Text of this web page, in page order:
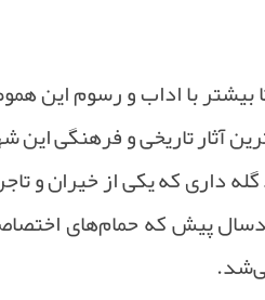
با اداب و رسوم این
آثار تاریخی و فرهنگی
داری که یکی از خیران و
پیش که حمام‌های
.